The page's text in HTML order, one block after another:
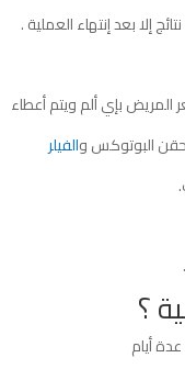
إلا بعد إنتهاء العملية .
بإي ألم ويتم أعطاء
حقن البوتوكس والفيلر
؟
أيام